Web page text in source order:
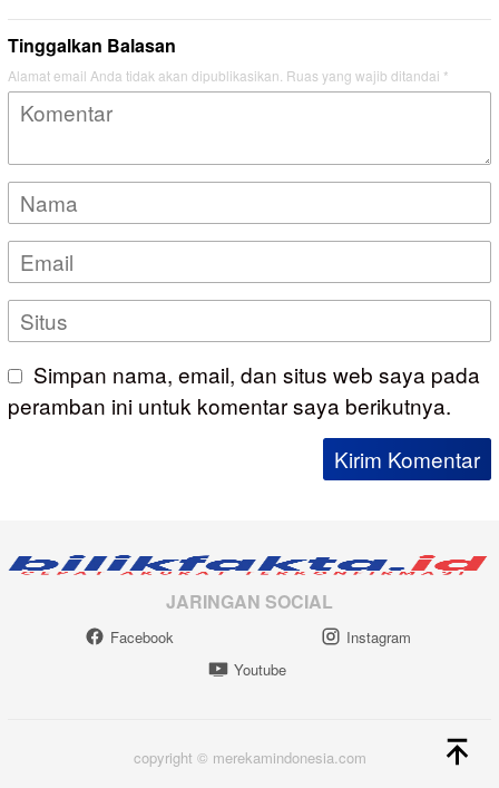
Tinggalkan Balasan
Alamat email Anda tidak akan dipublikasikan. Ruas yang wajib ditandai *
Simpan nama, email, dan situs web saya pada
peramban ini untuk komentar saya berikutnya.
JARINGAN SOCIAL
Facebook
Instagram
Youtube
copyright © merekamindonesia.com